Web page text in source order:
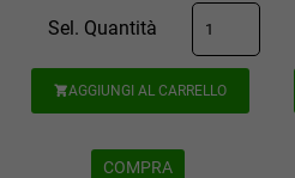
Sel. Quantità
AGGIUNGI AL CARRELLO
COMPRA